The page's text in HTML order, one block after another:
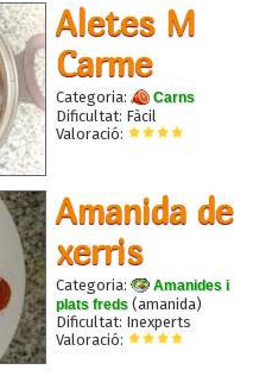
Aletes M
Carme
Categoria: Carns
Dificultat: Fàcil
Valoració:
Amanida de
xerris
Categoria:
Amanides i
plats freds (amanida)
Dificultat: Inexperts
Valoració: